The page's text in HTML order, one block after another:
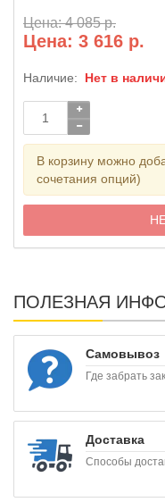
Цена: 4 085 р.
Цена: 3 616 р.
Наличие: Нет в
В корзину можно
сочетания опций)
ПОЛЕЗНАЯ
Самовывоз
Где забрать
Доставка
Способы